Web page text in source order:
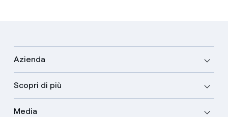
Azienda
Scopri di più
Media